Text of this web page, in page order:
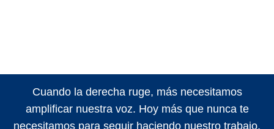
Cuando la derecha ruge, más necesitamos
amplificar nuestra voz. Hoy más que nunca te
necesitamos para seguir haciendo nuestro trabajo.